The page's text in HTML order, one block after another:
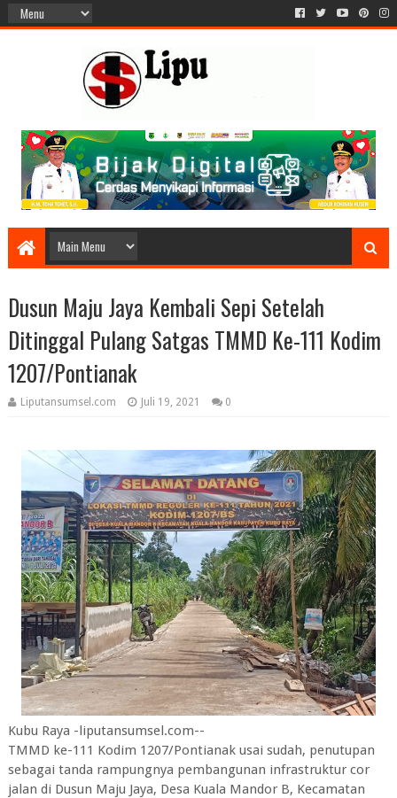
Dusun Maju Jaya Kembali Sepi Setelah
Ditinggal Pulang Satgas TMMD Ke-111 Kodim
1207/Pontianak
Liputansumsel.com Juli 19, 2021 0
Kubu Raya -liputansumsel.com--
TMMD ke-111 Kodim 1207/Pontianak usai sudah, penutupan
sebagai tanda rampungnya pembangunan infrastruktur cor
jalan di Dusun Maju Jaya, Desa Kuala Mandor B, Kecamatan